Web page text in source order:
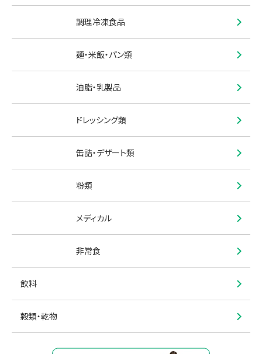
調理冷凍食品
麺・米飯・パン類
油脂・乳製品
ドレッシング類
缶詰・デザート類
粉類
メディカル
非常食
飲料
穀類・乾物